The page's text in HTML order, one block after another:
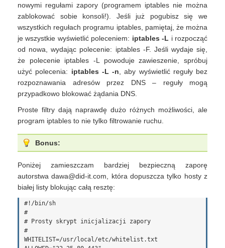
nowymi regułami zapory (programem iptables nie można
zablokować sobie konsoli!). Jeśli już pogubisz się we
wszystkich regułach programu iptables, pamiętaj, że można
je wszystkie wyświetlić poleceniem: iptables -L i rozpocząć
od nowa, wydając polecenie: iptables -F. Jeśli wydaje się,
że polecenie iptables -L powoduje zawieszenie, spróbuj
użyć polecenia: iptables -L -n , aby wyświetlić reguły bez
rozpoznawania adresów przez DNS – reguły mogą
przypadkowo blokować żądania DNS.
Proste filtry dają naprawdę dużo różnych możliwości, ale
program iptables to nie tylko filtrowanie ruchu.
Bonus:
Poniżej zamieszczam bardziej bezpieczną zaporę
autorstwa dawa@did-it.com, która dopuszcza tylko hosty z
białej listy blokując całą resztę:
#!/bin/sh
#
# Prosty skrypt inicjalizacji zapory
#
WHITELIST=/usr/local/etc/whitelist.txt